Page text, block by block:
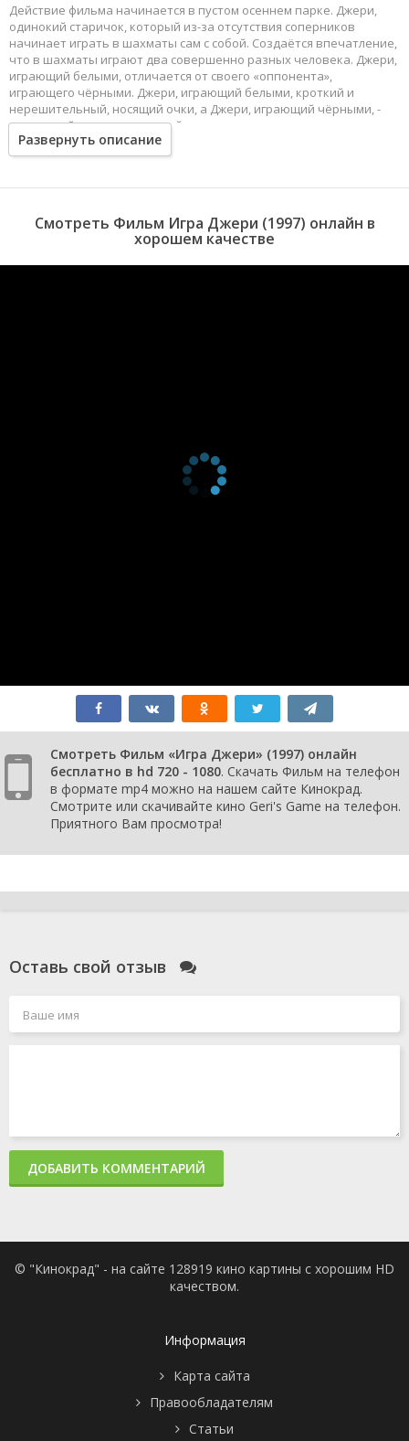
Действие фильма начинается в пустом осеннем парке. Джери,
одинокий старичок, который из-за отсутствия соперников
начинает играть в шахматы сам с собой. Создаётся впечатление,
что в шахматы играют два совершенно разных человека. Джери,
играющий белыми, отличается от своего «оппонента»,
играющего чёрными. Джери, играющий белыми, кроткий и
нерешительный, носящий очки, а Джери, играющий чёрными, -
нахальный и самоуверенный холерик.
Развернуть описание
Смотреть Фильм Игра Джери (1997) онлайн в
хорошем качестве
Смотреть Фильм «Игра Джери» (1997) онлайн
бесплатно в hd 720 - 1080. Скачать Фильм на телефон
в формате mp4 можно на нашем сайте Кинокрад.
Смотрите или скачивайте кино Geri's Game на телефон.
Приятного Вам просмотра!
Оставь свой отзыв
ДОБАВИТЬ КОММЕНТАРИЙ
© "Кинокрад" - на сайте 128919 кино картины с хорошим HD
качеством.
Информация
Карта сайта
Правообладателям
Статьи